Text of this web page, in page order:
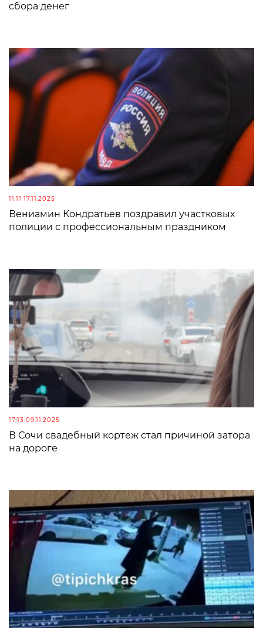
сбора денег
11:11 17.11.2025
Вениамин Кондратьев поздравил участковых
полиции с профессиональным праздником
17:13 09.11.2025
В Сочи свадебный кортеж стал причиной затора
на дороге